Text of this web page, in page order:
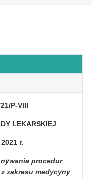
P-VIII
LEKARSKIEJ
r.
procedur
zakresu medycyny